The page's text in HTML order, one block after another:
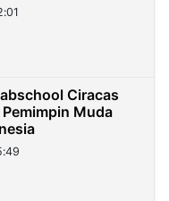
Ciracas
Muda